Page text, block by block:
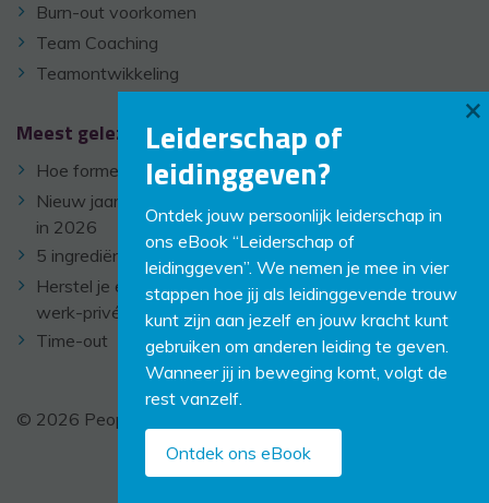
Burn-out voorkomen
Team Coaching
Teamontwikkeling
Meest gelezen
Hoe formeer je een goed team?
Nieuw jaar, nieuwe kansen: Doelen stellen en ze behalen
in 2026
5 ingrediënten voor een succesvol team
Herstel je energie: praktische stappen naar een gezonde
werk-privé balans
Time-out
© 2026 PeopleCoaching -
Leiderschap of
leidinggeven?
Ontdek jouw persoonlijk leiderschap in
ons eBook “Leiderschap of
leidinggeven”. We nemen je mee in vier
stappen hoe jij als leidinggevende trouw
kunt zijn aan jezelf en jouw kracht kunt
gebruiken om anderen leiding te geven.
Wanneer jij in beweging komt, volgt de
rest vanzelf.
Ontdek ons eBook
×